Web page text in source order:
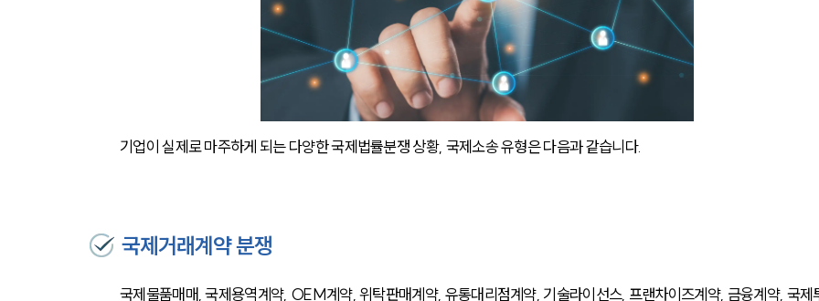
기업이 실제로 마주하게 되는 다양한 국제법률분쟁 상황, 국제소송 유형은 다음과 같습니다.
국제거래계약 분쟁
국제물품매매, 국제용역계약, OEM계약, 위탁판매계약, 유통대리점계약, 기술라이선스, 프랜차이즈계약, 금융계약, 국제